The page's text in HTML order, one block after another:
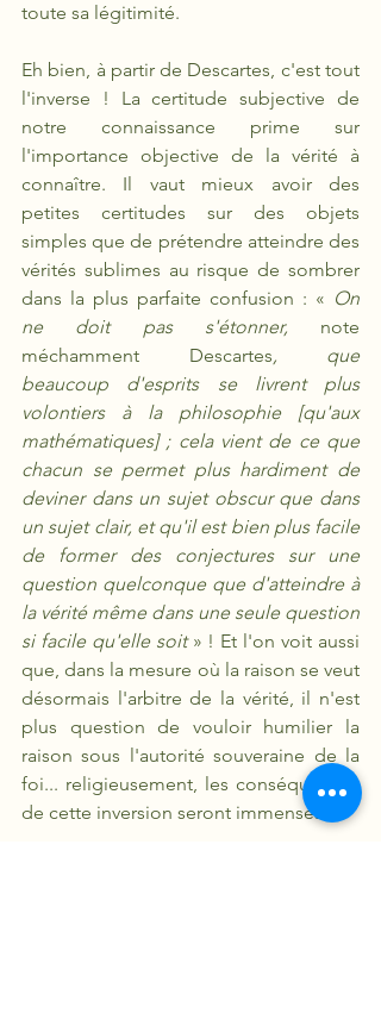
toute sa légitimité.
Eh bien, à partir de Descartes, c'est tout
l'inverse ! La certitude subjective de
notre connaissance prime sur
l'importance objective de la vérité à
connaître. Il vaut mieux avoir des
petites certitudes sur des objets
simples que de prétendre atteindre des
vérités sublimes au risque de sombrer
dans la plus parfaite confusion : « On
ne doit pas s'étonner, note
méchamment Descartes, que
beaucoup d'esprits se livrent plus
volontiers à la philosophie [qu'aux
mathématiques] ; cela vient de ce que
chacun se permet plus hardiment de
deviner dans un sujet obscur que dans
un sujet clair, et qu'il est bien plus facile
de former des conjectures sur une
question quelconque que d'atteindre à
la vérité même dans une seule question
si facile qu'elle soit » ! Et l'on voit aussi
que, dans la mesure où la raison se veut
désormais l'arbitre de la vérité, il n'est
plus question de vouloir humilier la
raison sous l'autorité souveraine de la
foi... religieusement, les conséquences
de cette inversion seront immenses !